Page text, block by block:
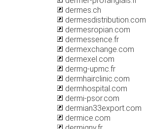
dermes.ch
dermesdistribution.com
dermesropian.com
dermessence.fr
dermexchange.com
dermexel.com
dermg-upmc.fr
dermhairclinic.com
dermhospital.com
dermi-psor.com
dermian33export.com
dermice.com